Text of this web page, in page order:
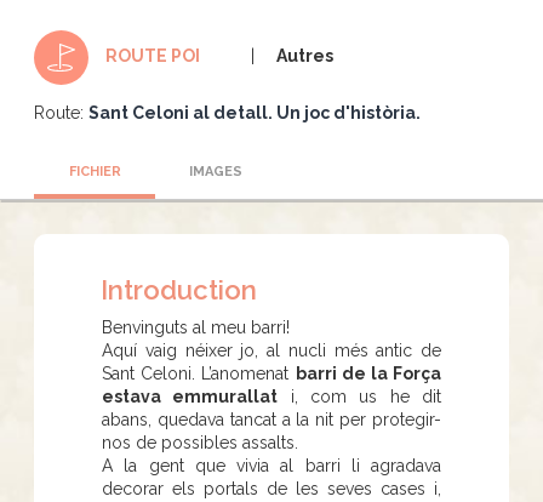
ROUTE POI Autres
Route: Sant Celoni al detall. Un joc d'història.
FICHIER IMAGES
Introduction
Benvinguts al meu barri!
Aquí vaig néixer jo, al nucli més antic de
Sant Celoni. L’anomenat barri de la Força
estava emmurallat i, com us he dit
abans, quedava tancat a la nit per protegir-
nos de possibles assalts.
A la gent que vivia al barri li agradava
decorar els portals de les seves cases i,